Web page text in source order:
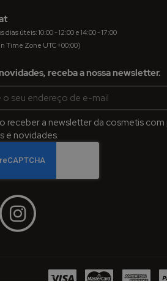
úteis: 10:00 - 12:00 e 14:00 - 17:00
Time Zone UTC+00:00)
receba a nossa newsletter.
receber a newsletter da cosmetis
e novidades.